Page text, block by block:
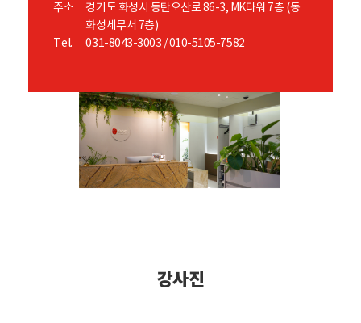
주소
경기도 화성시 동탄오산로 86-3, MK타워 7층 (동
화성세무서 7층)
Tel.
031-8043-3003 / 010-5105-7582
강사진